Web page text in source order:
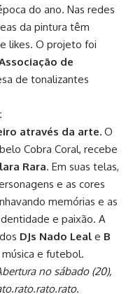
do ano. Nas redes
da pintura têm
likes. O projeto foi
de
de tonalizantes
através da arte. O
Cobra Coral, recebe
Rara. Em suas telas,
e as cores
memórias e as
e paixão. A
DJs Nado Leal e B
e futebol.
no sábado (20),